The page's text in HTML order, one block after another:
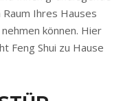
Ihres Hauses
können. Hier
Feng Shui zu Hause